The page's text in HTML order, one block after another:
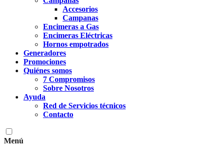
Accesorios
Campanas
Encimeras a Gas
Encimeras Eléctricas
Hornos empotrados
Generadores
Promociones
Quiénes somos
7 Compromisos
Sobre Nosotros
Ayuda
Red de Servicios técnicos
Contacto
Menú